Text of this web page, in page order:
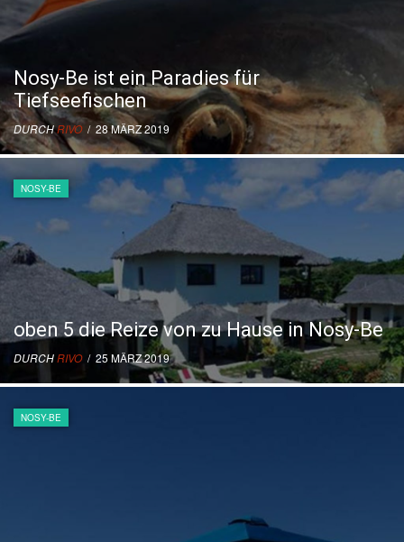
Nosy-Be ist ein Paradies für
Tiefseefischen
DURCHRIVO/ 28 MÄRZ 2019
NOSY-BE
oben 5 die Reize von zu Hause in Nosy-Be
DURCHRIVO/ 25 MÄRZ 2019
NOSY-BE